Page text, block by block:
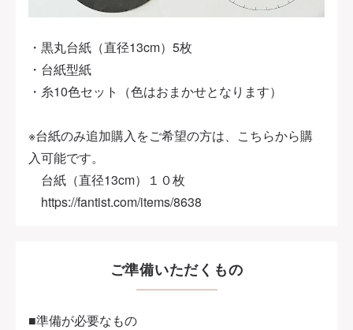
・黒丸台紙（直径13cm）5枚
・台紙型紙
・糸10色セット（色はおまかせとなります）
※台紙のみ追加購入をご希望の方は、こちらから購
入可能です。
台紙（直径13cm）１０枚
https://fantist.com/items/8638
ご準備いただくもの
■準備が必要なもの